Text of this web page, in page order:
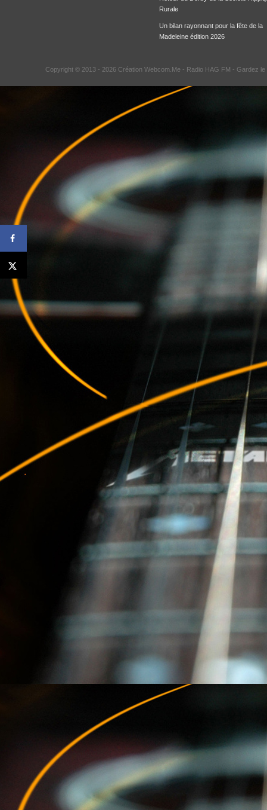
Rurale
Un bilan rayonnant pour la fête de la
Madeleine édition 2026
Copyright © 2013 - 2026 Création Webcom.Me - Radio HAG FM - Gardez le